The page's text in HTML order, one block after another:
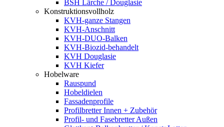
BSH Lärche / Douglasie
Konstruktionsvollholz
KVH-ganze Stangen
KVH-Anschnitt
KVH-DUO-Balken
KVH-Biozid-behandelt
KVH Douglasie
KVH Kiefer
Hobelware
Rauspund
Hobeldielen
Fassadenprofile
Profilbretter Innen + Zubehör
Profil- und Fasebretter Außen